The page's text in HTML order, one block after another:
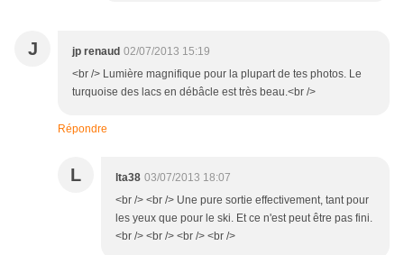
J jp renaud 02/07/2013 15:19
<br /> Lumière magnifique pour la plupart de tes photos. Le
turquoise des lacs en débâcle est très beau.<br />
Répondre
L lta38 03/07/2013 18:07
<br /> <br /> Une pure sortie effectivement, tant pour
les yeux que pour le ski. Et ce n'est peut être pas fini.
<br /> <br /> <br /> <br />